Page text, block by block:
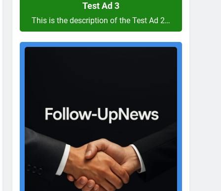
Test Ad 3
This is the description of the Test Ad 2…